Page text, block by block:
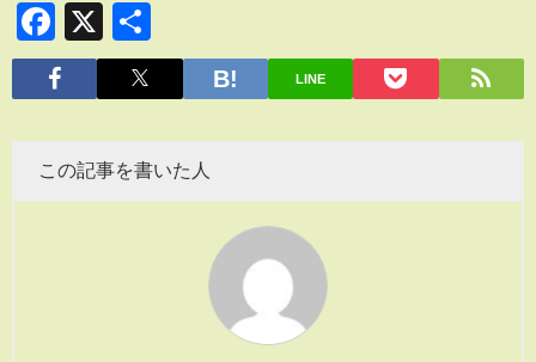
Facebook
X
有
LINE
この記事を書いた人